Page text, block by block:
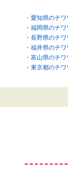
愛知県のチワ
福岡県のチワ
長野県のチワ
福井県のチワ
富山県のチワ
東京都のチワ